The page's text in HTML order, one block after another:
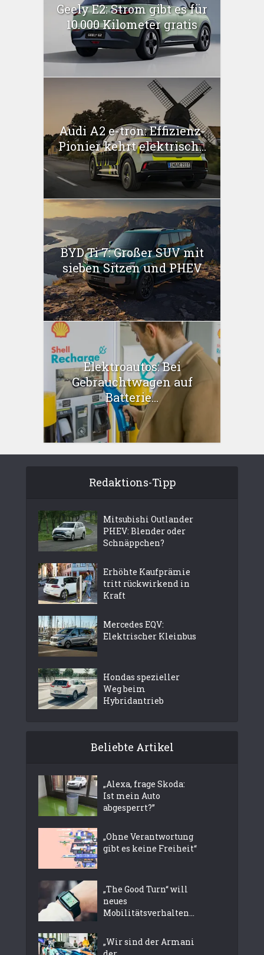
Geely E2: Strom gibt es für
10.000 Kilometer gratis
Audi A2 e-tron: Effizienz-
Pionier kehrt elektrisch...
BYD Ti 7: Großer SUV mit
sieben Sitzen und PHEV
Elektroautos: Bei
Gebrauchtwagen auf
Batterie...
Redaktions-Tipp
Mitsubishi Outlander
PHEV: Blender oder
Schnäppchen?
Erhöhte Kaufprämie
tritt rückwirkend in
Kraft
Mercedes EQV:
Elektrischer Kleinbus
Hondas spezieller
Weg beim
Hybridantrieb
Beliebte Artikel
„Alexa, frage Skoda:
Ist mein Auto
abgesperrt?”
„Ohne Verantwortung
gibt es keine Freiheit“
„The Good Turn“ will
neues
Mobilitätsverhalten...
„Wir sind der Armani